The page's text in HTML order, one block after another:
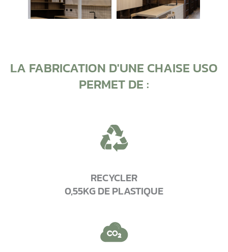
LA FABRICATION D'UNE CHAISE USO
PERMET DE :
RECYCLER
0,55KG DE PLASTIQUE